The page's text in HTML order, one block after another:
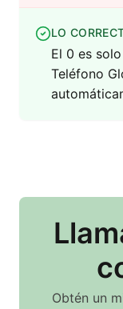
LO
El 0 es
Teléfono
Obtén un